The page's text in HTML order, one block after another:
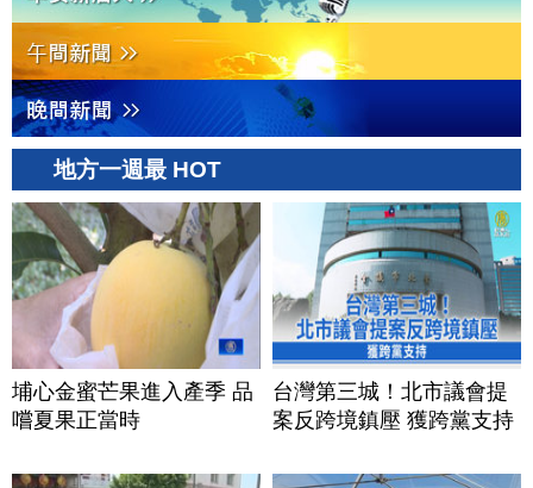
地方一週最 HOT
埔心金蜜芒果進入產季 品
嚐夏果正當時
台灣第三城！北市議會提
案反跨境鎮壓 獲跨黨支持